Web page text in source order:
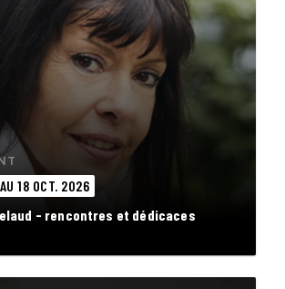
18 OCT. 2026
- rencontres et dédicaces